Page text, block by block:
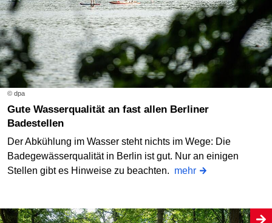
© dpa
Gute Wasserqualität an fast allen Berliner
Badestellen
Der Abkühlung im Wasser steht nichts im Wege: Die
Badegewässerqualität in Berlin ist gut. Nur an einigen
Stellen gibt es Hinweise zu beachten. mehr